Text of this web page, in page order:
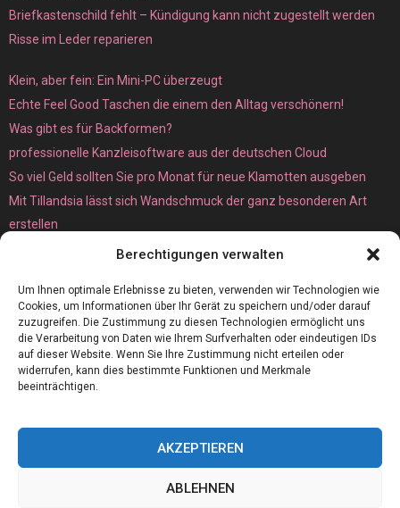
Berechtigungen verwalten
Um Ihnen optimale Erlebnisse zu bieten, verwenden wir Technologien wie
Cookies, um Informationen über Ihr Gerät zu speichern und/oder darauf
zuzugreifen. Die Zustimmung zu diesen Technologien ermöglicht uns
die Verarbeitung von Daten wie Ihrem Surfverhalten oder eindeutigen IDs
auf dieser Website. Wenn Sie Ihre Zustimmung nicht erteilen oder
widerrufen, kann dies bestimmte Funktionen und Merkmale
beeinträchtigen.
AKZEPTIEREN
ABLEHNEN
Briefkastenschild fehlt – Kündigung kann nicht zugestellt werden
Risse im Leder reparieren
Klein, aber fein: Ein Mini-PC überzeugt
Echte Feel Good Taschen die einem den Alltag verschönern!
Was gibt es für Backformen?
professionelle Kanzleisoftware aus der deutschen Cloud
So viel Geld sollten Sie pro Monat für neue Klamotten ausgeben
Mit Tillandsia lässt sich Wandschmuck der ganz besonderen Art
erstellen
Unterschied zwischen Bare-Metal- und Dedicated Server